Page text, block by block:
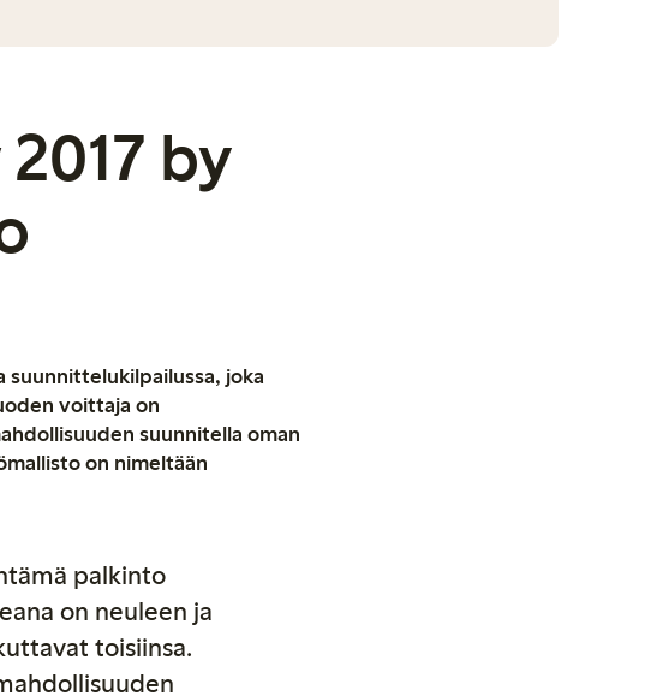
by
suunnittelukilpailussa, joka
voittaja on
suunnitella oman
on nimeltään
palkinto
on neuleen ja
toisiinsa.